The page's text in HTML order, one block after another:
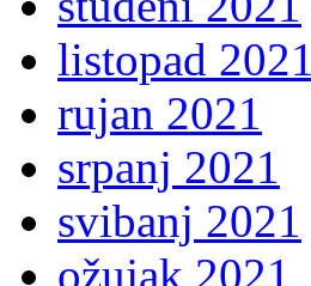
listopad 2021
rujan 2021
srpanj 2021
svibanj 2021
ožujak 2021